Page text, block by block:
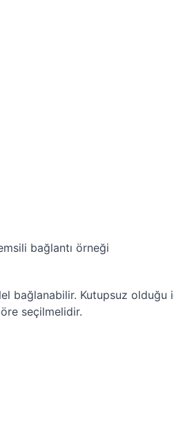
bağlantı örneği
bağlanabilir. Kutupsuz olduğu
seçilmelidir.